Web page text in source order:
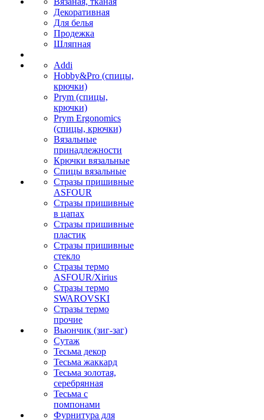
Декоративная
Для белья
Продежка
Шляпная
Addi
Hobby&Pro (спицы,
крючки)
Prym (спицы,
крючки)
Prym Ergonomics
(спицы, крючки)
Вязальные
принадлежности
Крючки вязальные
Спицы вязальные
Стразы пришивные
ASFOUR
Стразы пришивные
в цапах
Стразы пришивные
пластик
Стразы пришивные
стекло
Стразы термо
ASFOUR/Xirius
Стразы термо
SWAROVSKI
Стразы термо
прочие
Вьюнчик (зиг-заг)
Сутаж
Тесьма декор
Тесьма жаккард
Тесьма золотая,
серебрянная
Тесьма с
помпонами
Фурнитура для